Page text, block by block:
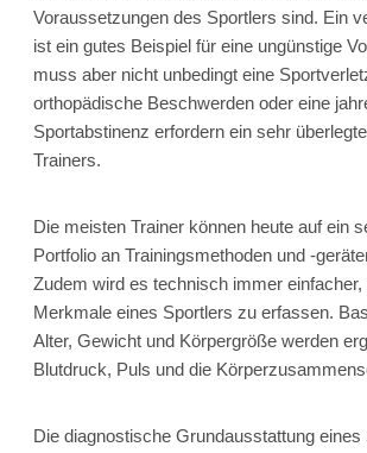
Voraussetzungen des Sportlers sind. Ein
ist ein gutes Beispiel für eine ungünstige
muss aber nicht unbedingt eine
orthopädische Beschwerden oder eine
Sportabstinenz erfordern ein sehr
Trainers.
Die meisten Trainer können heute auf ein
Portfolio an Trainingsmethoden und -
Zudem wird es technisch immer einfacher,
Merkmale eines Sportlers zu erfassen.
Alter, Gewicht und Körpergröße werden
Blutdruck, Puls und die
Die diagnostische Grundausstattung eines